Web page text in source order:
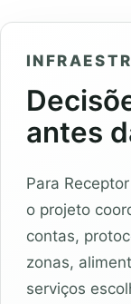
antes
Para
o projeto
contas,
zonas,
serviços